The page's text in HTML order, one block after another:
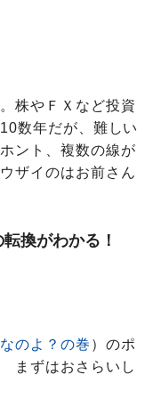
株やＦＸなど投資
数年だが、難しい
ント、複数の線が
ザイのはお前さん
換がわかる！
のよ？の巻 ）のポ
まずはおさらいし